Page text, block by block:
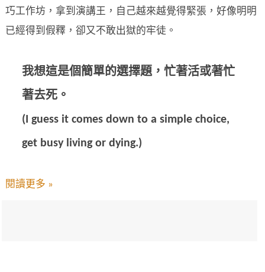
巧工作坊，拿到演講王，自己越來越覺得緊張，好像明明
已經得到假釋，卻又不敢出獄的牢徒。
我想這是個簡單的選擇題，忙著活或著忙
著去死。
(I guess it comes down to a simple choice,
get busy living or dying.)
閱讀更多 »